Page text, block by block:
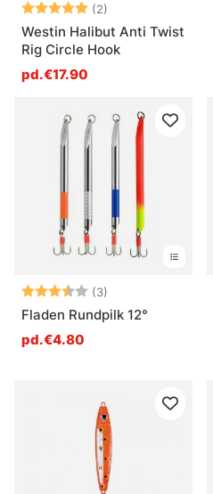
Note: (2)
Westin Halibut Anti Twist
Rig Circle Hook
pd.€17.90
Note: (3)
Fladen Rundpilk 12°
pd.€4.80